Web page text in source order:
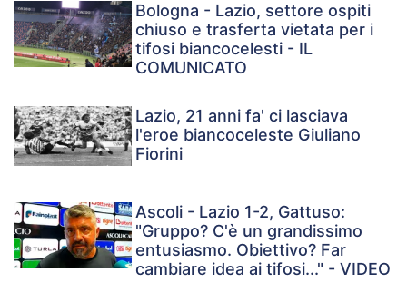
Bologna - Lazio, settore ospiti
chiuso e trasferta vietata per i
tifosi biancocelesti - IL
COMUNICATO
Lazio, 21 anni fa' ci lasciava
l'eroe biancoceleste Giuliano
Fiorini
Ascoli - Lazio 1-2, Gattuso:
"Gruppo? C'è un grandissimo
entusiasmo. Obiettivo? Far
cambiare idea ai tifosi..." - VIDEO